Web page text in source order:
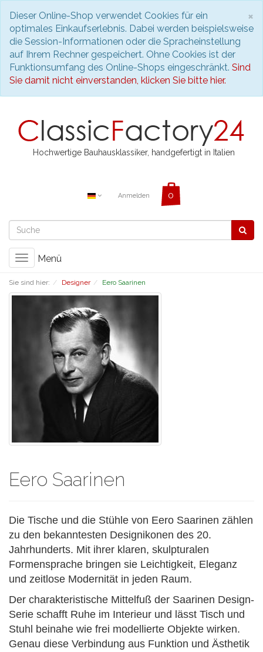
×
Dieser Online-Shop verwendet Cookies für ein
optimales Einkaufserlebnis. Dabei werden beispielsweise
die Session-Informationen oder die Spracheinstellung
auf Ihrem Rechner gespeichert. Ohne Cookies ist der
Funktionsumfang des Online-Shops eingeschränkt. Sind
Sie damit nicht einverstanden, klicken Sie bitte hier.
Hochwertige Bauhausklassiker, handgefertigt in Italien
Anmelden
Toggle
Menü
Sie sind hier: Designer Eero Saarinen
Eero Saarinen
Die Tische und die Stühle von Eero Saarinen zählen
zu den bekanntesten Designikonen des 20.
Jahrhunderts. Mit ihrer klaren, skulpturalen
Formensprache bringen sie Leichtigkeit, Eleganz
und zeitlose Modernität in jeden Raum.
Der charakteristische Mittelfuß der Saarinen Design-
Serie schafft Ruhe im Interieur und lässt Tisch und
Stuhl beinahe wie frei modellierte Objekte wirken.
Genau diese Verbindung aus Funktion und Ästhetik